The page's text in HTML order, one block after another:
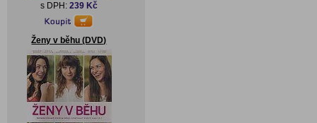
s DPH: 239 Kč
Ženy v běhu (DVD)